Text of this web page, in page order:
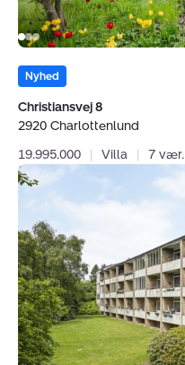
Nyhed
Christiansvej 8
2920 Charlottenlund
19.995.000
| Villa | 7 vær.
Ejerlejlighed:
163,
2.
304.,
2820
Gentofte